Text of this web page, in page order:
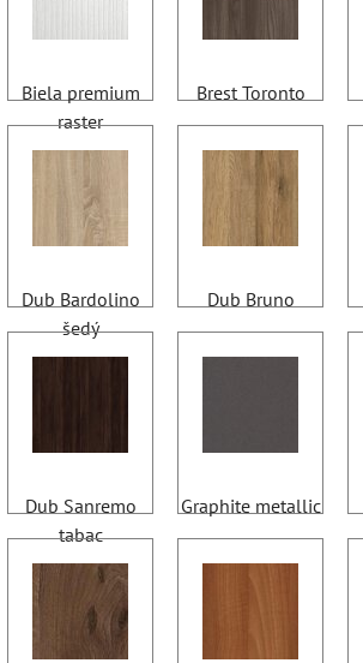
Biela premium
raster
Brest Toronto
Dub Bardolino
šedý
Dub Bruno
Dub Sanremo
tabac
Graphite metallic